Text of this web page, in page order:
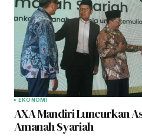
EKONOMI
AXA Mandiri Luncurkan
Amanah Syariah